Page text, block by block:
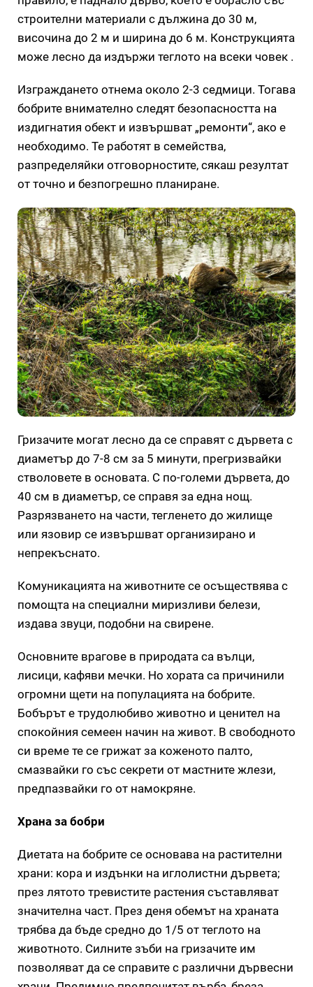
строителни материали с дължина до 30 м,
височина до 2 м и ширина до 6 м. Конструкцията
може лесно да издържи теглото на всеки човек .
Изграждането отнема около 2-3 седмици. Тогава
бобрите внимателно следят безопасността на
издигнатия обект и извършват „ремонти“, ако е
необходимо. Те работят в семейства,
разпределяйки отговорностите, сякаш резултат
от точно и безпогрешно планиране.
Гризачите могат лесно да се справят с дървета с
диаметър до 7-8 см за 5 минути, прегризвайки
стволовете в основата. С по-големи дървета, до
40 см в диаметър, се справя за една нощ.
Разрязването на части, тегленето до жилище
или язовир се извършват организирано и
непрекъснато.
Комуникацията на животните се осъществява с
помощта на специални миризливи белези,
издава звуци, подобни на свирене.
Основните врагове в природата са вълци,
лисици, кафяви мечки. Но хората са причинили
огромни щети на популацията на бобрите.
Бобърът е трудолюбиво животно и ценител на
спокойния семеен начин на живот. В свободното
си време те се грижат за коженото палто,
смазвайки го със секрети от мастните жлези,
предпазвайки го от намокряне.
Храна за бобри
Диетата на бобрите се основава на растителни
храни: кора и издънки на иглолистни дървета;
през лятото тревистите растения съставляват
значителна част. През деня обемът на храната
трябва да бъде средно до 1/5 от теглото на
животното. Силните зъби на гризачите им
позволяват да се справите с различни дървесни